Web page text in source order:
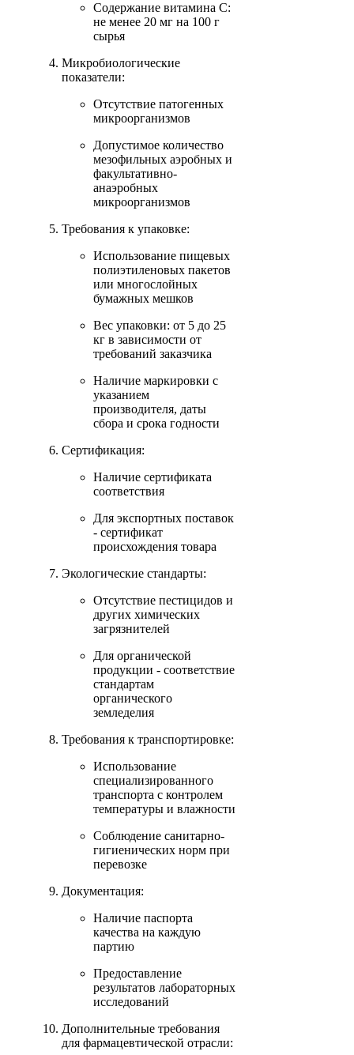
Содержание витамина С:
не менее 20 мг на 100 г
сырья
Микробиологические
показатели:
Отсутствие патогенных
микроорганизмов
Допустимое количество
мезофильных аэробных и
факультативно-
анаэробных
микроорганизмов
Требования к упаковке:
Использование пищевых
полиэтиленовых пакетов
или многослойных
бумажных мешков
Вес упаковки: от 5 до 25
кг в зависимости от
требований заказчика
Наличие маркировки с
указанием
производителя, даты
сбора и срока годности
Сертификация:
Наличие сертификата
соответствия
Для экспортных поставок
- сертификат
происхождения товара
Экологические стандарты:
Отсутствие пестицидов и
других химических
загрязнителей
Для органической
продукции - соответствие
стандартам
органического
земледелия
Требования к транспортировке:
Использование
специализированного
транспорта с контролем
температуры и влажности
Соблюдение санитарно-
гигиенических норм при
перевозке
Документация:
Наличие паспорта
качества на каждую
партию
Предоставление
результатов лабораторных
исследований
Дополнительные требования
для фармацевтической отрасли: